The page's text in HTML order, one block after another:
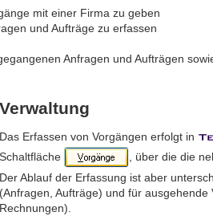
mit einer Firma zu geben
und Aufträge zu erfassen
Anfragen und Aufträgen
Das Erfassen von Vorgängen erfolgt in
Schaltfläche
, über die die
Der Ablauf der Erfassung ist aber
(Anfragen, Aufträge) und für ausgehende
Rechnungen).